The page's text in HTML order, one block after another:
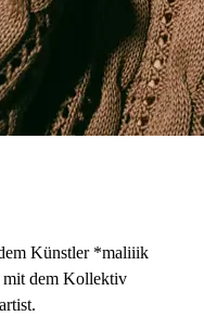
Künstler *maliiik
mit dem Kollektiv